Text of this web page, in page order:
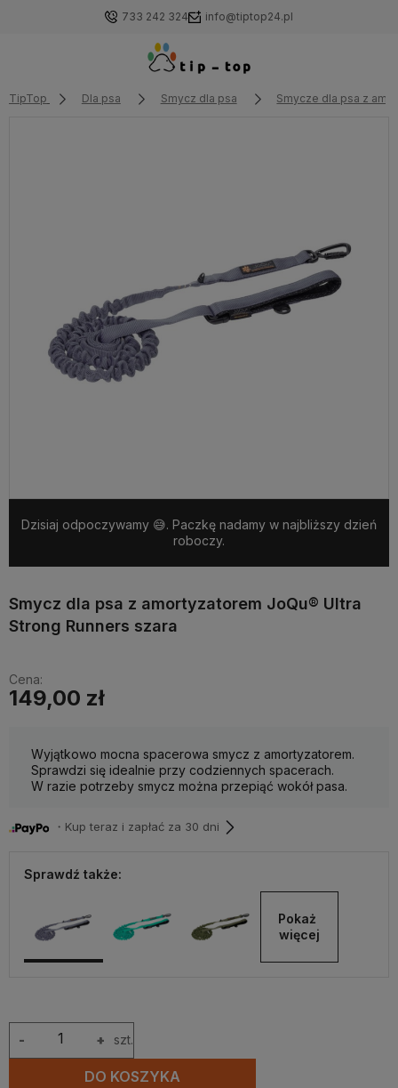
733 242 324 info@tiptop24.pl
TipTop Dla psa Smycz dla psa Smycze dla psa z
Dzisiaj odpoczywamy 😅. Paczkę nadamy w najbliższy dzień
roboczy.
Smycz dla psa z amortyzatorem JoQu® Ultra
Strong Runners szara
Cena:
149,00 zł
Wyjątkowo mocna spacerowa smycz z amortyzatorem.
Sprawdzi się idealnie przy codziennych spacerach.
W razie potrzeby smycz można przepiąć wokół pasa.
・Kup teraz i zapłać za 30 dni
Sprawdź także:
Pokaż
więcej
+
- szt.
DO KOSZYKA